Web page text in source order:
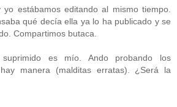
yo estábamos editando al mismo tiempo.
qué decía ella ya lo ha publicado y se
Compartimos butaca.
suprimido es mío. Ando probando los
manera (malditas erratas). ¿Será la